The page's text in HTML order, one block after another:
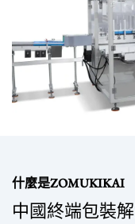
什麼是ZOMUKIKAI
中國終端包裝